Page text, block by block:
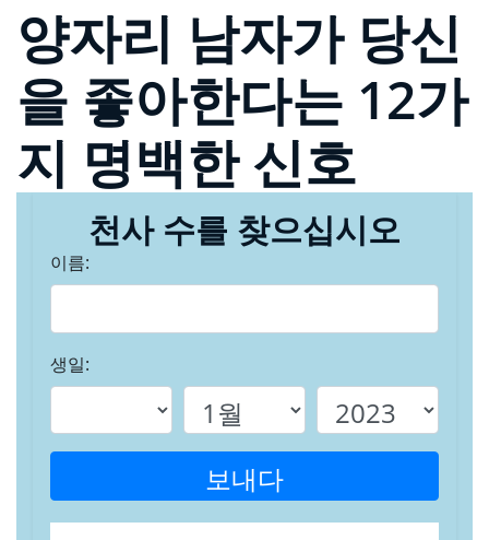
양자리 남자가 당신
을 좋아한다는 12가
지 명백한 신호
천사 수를 찾으십시오
이름:
생일:
보내다